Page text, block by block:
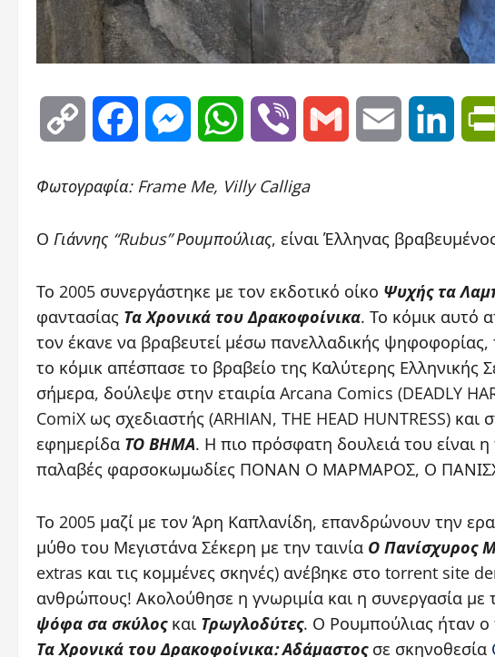
Copy Facebook MessengerWhatsAppViber Gmail Email
Φωτογραφία: Frame Me, Villy Calliga
Ο Γιάννης “Rubus” Ρουμπούλιας, είναι Έλληνας
Το 2005 συνεργάστηκε με τον εκδοτικό οίκο Ψυχής τα
φαντασίας Τα Χρονικά του Δρακοφοίνικα. Το κόμικ αυτό
τον έκανε να βραβευτεί μέσω πανελλαδικής ψηφοφορίας,
το κόμικ απέσπασε το βραβείο της Καλύτερης Ελληνικής
σήμερα, δούλεψε στην εταιρία Arcana Comics (DEADLY
ComiX ως σχεδιαστής (ARHIAN, THE HEAD HUNTRESS)
εφημερίδα ΤΟ ΒΗΜΑ. Η πιο πρόσφατη δουλειά του είναι
παλαβές φαρσοκωμωδίες ΠΟΝΑΝ Ο ΜΑΡΜΑΡΟΣ, Ο
Το 2005 μαζί με τον Άρη Καπλανίδη, επανδρώνουν την
μύθο του Μεγιστάνα Σέκερη με την ταινία Ο Πανίσχυρος
extras και τις κομμένες σκηνές) ανέβηκε στο torrent site
ανθρώπους! Ακολούθησε η γνωριμία και η συνεργασία με
ψόφα σα σκύλοςκαι Τρωγλοδύτες. Ο Ρουμπούλιας ήταν ο
Τα Χρονικά του Δρακοφοίνικα: Αδάμαστοςσε σκηνοθεσία